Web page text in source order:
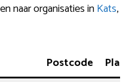
naar organisaties inKats,
Postcode Plaats